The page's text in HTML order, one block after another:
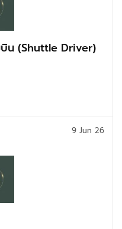
น (Shuttle Driver)
9 Jun 26